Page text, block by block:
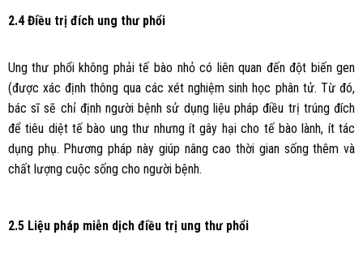
2.4 Điều trị đích ung thư phổi
Ung thư phổi không phải tế bào nhỏ có liên quan đến đột biến gen
(được xác định thông qua các xét nghiệm sinh học phân tử. Từ đó,
bác sĩ sẽ chỉ định người bệnh sử dụng liệu pháp điều trị trúng đích
để tiêu diệt tế bào ung thư nhưng ít gây hại cho tế bào lành, ít tác
dụng phụ. Phương pháp này giúp nâng cao thời gian sống thêm và
chất lượng cuộc sống cho người bệnh.
2.5 Liệu pháp miễn dịch điều trị ung thư phổi